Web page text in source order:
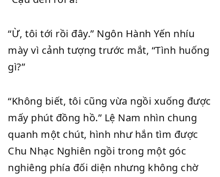
“Ừ, tôi tới rồi đây.” Ngôn Hành Yến nhíu
mày vì cảnh tượng trước mắt, “Tình huống
gì?”
“Không biết, tôi cũng vừa ngồi xuống được
mấy phút đồng hồ.” Lệ Nam nhìn chung
quanh một chút, hình như hắn tìm được
Chu Nhạc Nghiên ngồi trong một góc
nghiêng phía đối diện nhưng không chờ